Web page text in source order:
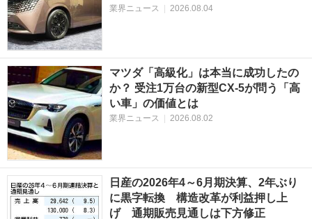
業界ニュース 2026.08.04
マツダ「高級化」は本当に成功したの
か？ 受注1万台の新型CX-5が問う「高
い車」の価値とは
業界ニュース 2026.08.02
日産の2026年4～6月期決算、2年ぶり
に黒字転換 構造改革が利益押し上
げ 通期販売見通しは下方修正